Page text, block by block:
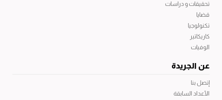
تحقيقات و دراسات
قضايا
تكنولوجيا
كاريكاتير
الوفيات
عن الجريدة
إتصل بنا
الأعداد السابقة